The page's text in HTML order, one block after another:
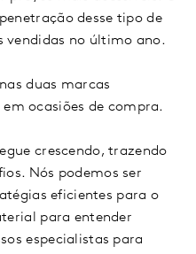
desse tipo de
vendidas no último ano.
duas marcas
ocasiões de compra.
crescendo, trazendo
Nós podemos ser
eficientes para o
para entender
especialistas para